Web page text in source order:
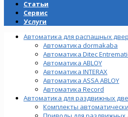
Статьи
Сервис
Услуги
Автоматика для распашных
Автоматика dormakaba
Автоматика Ditec
Автоматика ABLOY
Автоматика INTERAX
Автоматика ASSA ABLOY
Автоматика Record
Автоматика для раздвижных
Комплекты